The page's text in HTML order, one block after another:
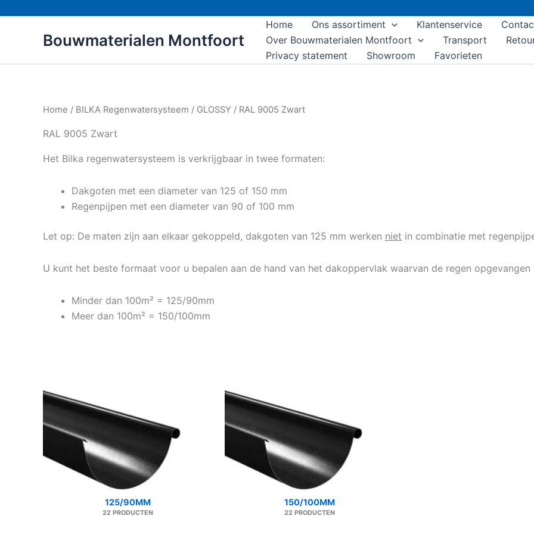
Bouwmaterialen Montfoort
Home Ons assortiment Klantenservice
Over Bouwmaterialen Montfoort
Transport
Privacy statement
Showroom Favorieten
Home / BILKA Regenwatersysteem / GLOSSY / RAL 9005 Zwart
RAL 9005 Zwart
Het Bilka regenwatersysteem is verkrijgbaar in twee formaten:
Dakgoten met een diameter van 125 of 150 mm
Regenpijpen met een diameter van 90 of 100 mm
Let op: De maten zijn aan elkaar gekoppeld, dakgoten van 125 mm werken niet in combinatie met
U kunt het beste formaat voor u bepalen aan de hand van het dakoppervlak waarvan de regen
Minder dan 100m² = 125/90mm
Meer dan 100m² = 150/100mm
125/90MM
22 PRODUCTEN
150/100MM
22 PRODUCTEN